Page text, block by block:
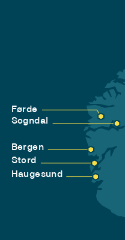
Førde
Sogndal
Bergen
Stord
Haugesund